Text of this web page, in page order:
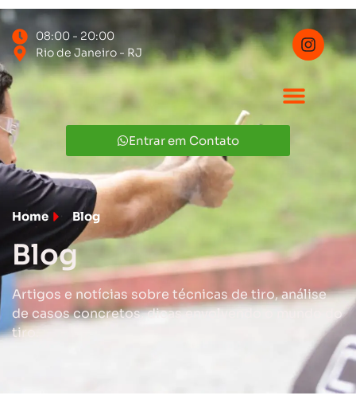
08:00 - 20:00
Rio de Janeiro - RJ
Entrar em Contato
Home Blog
Blog
Artigos e notícias sobre técnicas de tiro, análise
de casos concretos, dicas envolvendo o mundo do
tiro.